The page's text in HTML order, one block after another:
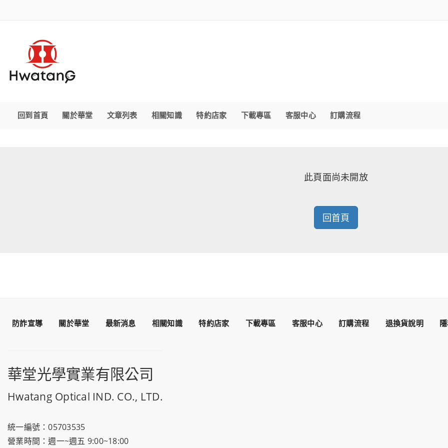
回到首頁 關於華堂 文章列表 相關知識 特約店家 下載專區 客服中心 訂購流程
此頁面尚未開放
回首頁
防詐宣導 關於華堂 最新消息 相關知識 特約店家 下載專區 客服中心 訂購流程 退換貨說明
華堂光學實業有限公司
Hwatang Optical IND. CO., LTD.
統一編號：05703535
營業時間：週一~週五 9:00~18:00